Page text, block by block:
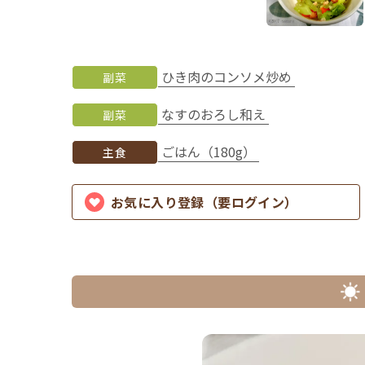
副菜 ひき肉のコンソメ炒め
副菜 なすのおろし和え
主食 ごはん（180g）
お気に入り登録（要ログイン）